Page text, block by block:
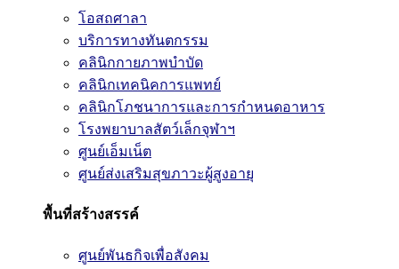
โอสถศาลา
บริการทางทันตกรรม
คลินิกกายภาพบำบัด
คลินิกเทคนิคการแพทย์
คลินิกโภชนาการและการกำหนดอาหาร
โรงพยาบาลสัตว์เล็กจุฬาฯ
ศูนย์เอ็มเน็ต
ศูนย์ส่งเสริมสุขภาวะผู้สูงอายุ
พื้นที่สร้างสรรค์
ศูนย์พันธกิจเพื่อสังคม